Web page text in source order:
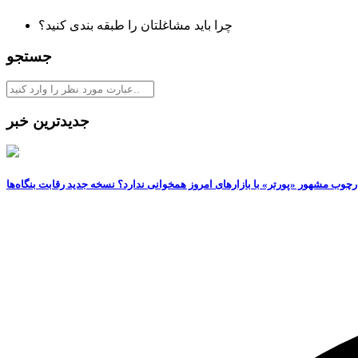
چرا باید مشاغلتان را طبقه بندی کنید؟
جستجو
جدیدترین خبر
مشهور «پورتر» با بازارهای امروز همخوانی ندارد؟ نسخه جدید رقابت‌ بنگاه‌ها